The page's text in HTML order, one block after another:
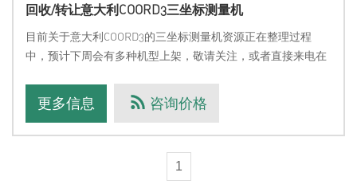
回收/转让意大利COORD3三坐标测量机
目前关于意大利COORD3的三坐标测量机资源正在整理过程
中，预计下周会有多种机型上架，敬请关注，或者直接来电在
坐标测量机，有意者联系13969699395 董工
更多信息 咨询价格
1